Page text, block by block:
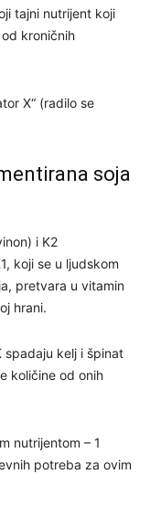
tajni nutrijent koji
kroničnih
X“ (radilo se
soja
i K2
koji se u ljudskom
pretvara u vitamin
hrani.
spadaju kelj i špinat
količine od onih
nutrijentom – 1
potreba za ovim